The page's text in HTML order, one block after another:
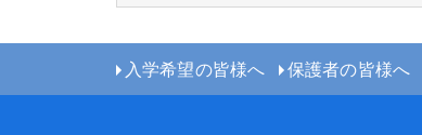
入学希望の皆様へ 保護者の皆様へ